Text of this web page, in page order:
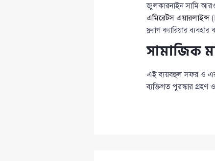
জুলকারনাইন সামি আরও
এমিরেটস এয়ারলাইন্স(
ফ্ল্যাগ ক্যারিয়ার
সামাজিক
এই ব্যয়বহুল সফর ও এর
ব্যক্তিগত পুরস্কার গ্রহণ